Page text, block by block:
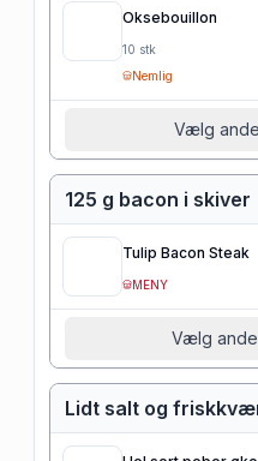
Oksebouillon
10 stk
Nemlig
Vælg
125 g bacon i skiver
Tulip Bacon Steak
MENY
Vælg
Lidt salt og